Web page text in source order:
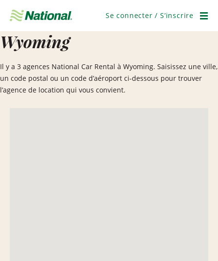
navigation
Se connecter / S’inscrire
Wyoming
Il y a 3 agences National Car Rental à Wyoming. Saisissez une ville,
un code postal ou un code d’aéroport ci-dessous pour trouver
l’agence de location qui vous convient.